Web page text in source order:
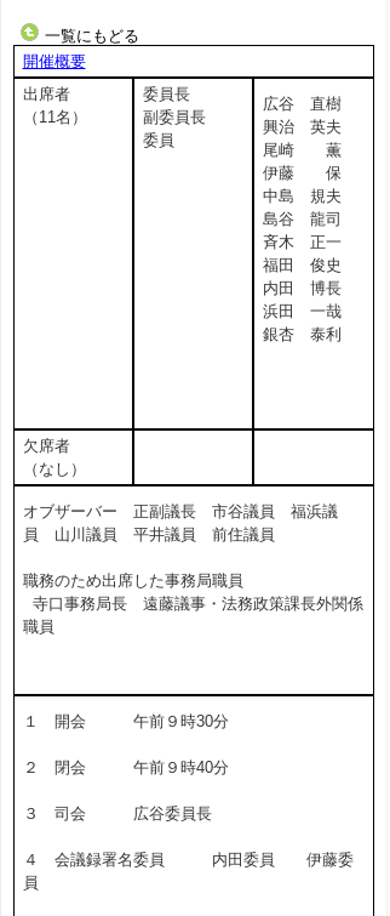
一覧にもどる
開催概要
出席者
（11名）
委員長
副委員長
委員
広谷 直樹
興治 英夫
尾崎 薫
伊藤 保
中島 規夫
島谷 龍司
斉木 正一
福田 俊史
内田 博長
浜田 一哉
銀杏 泰利
欠席者
（なし）
オブザーバー 正副議長 市谷議員 福浜議
員 山川議員 平井議員 前住議員
職務のため出席した事務局職員
寺口事務局長 遠藤議事・法務政策課長外関係
職員
１ 開会 午前９時30分
２ 閉会 午前９時40分
３ 司会 広谷委員長
４ 会議録署名委員 内田委員 伊藤委
員